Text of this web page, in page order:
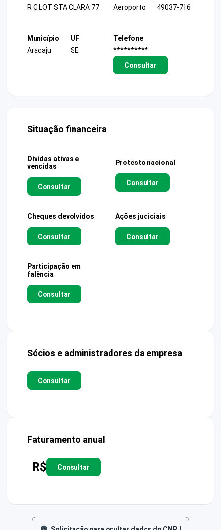
R C LOT STA CLARA 77
Aeroporto
49037-716
Município
Aracaju
UF
SE
Telefone
**********
Consultar
Situação financeira
Dívidas ativas e
vencidas
Consultar
Protesto nacional
Consultar
Cheques devolvidos
Consultar
Ações judiciais
Consultar
Participação em
falência
Consultar
Sócios e administradores da empresa
Consultar
Faturamento anual
R$ Consultar